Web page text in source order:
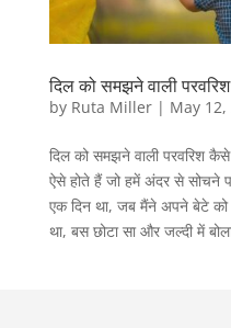
दिल को समझने वाली
by Ruta Miller| May 12,
दिल को समझने वाली परवरिश
ऐसे होते हैं जो हमें अंदर से सोचने
एक दिन था, जब मैंने अपने बेटे
था, बस छोटा सा और जल्दी में